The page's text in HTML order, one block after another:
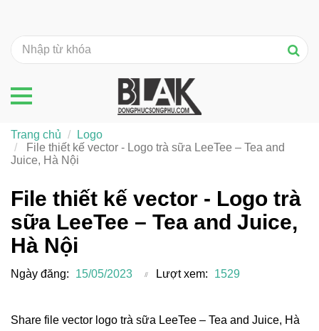
File thiết kế vector - Logo trà
sữa LeeTee – Tea and Juice,
Hà Nội
Ngày đăng: 15/05/2023 Lượt xem: 1529
Share file vector logo trà sữa LeeTee – Tea and Juice, Hà
Trang chủ
Logo
File thiết kế vector - Logo trà sữa LeeTee – Tea and
Juice, Hà Nội